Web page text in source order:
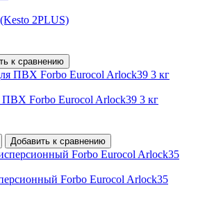
2PLUS)
к сравнению
ПВХ Forbo Eurocol Arlock39 3 кг
Добавить к сравнению
Forbo Eurocol Arlock35